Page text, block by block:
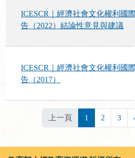
ICESCR｜經濟社會文化權利國
告（2022）結論性意見與建議
ICESCR｜經濟社會文化權利國
告（2017）
上一頁 1 2 3